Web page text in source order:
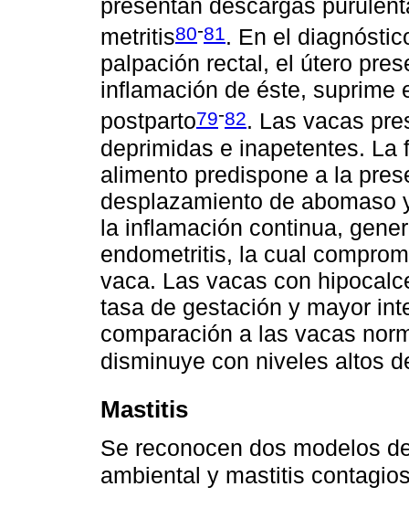
presentan descargas
metritis80-81. En el
palpación rectal, el útero
inflamación de éste, suprime
postparto79-82. Las vacas
deprimidas e inapetentes.
alimento predispone a la
desplazamiento de
la inflamación continua,
endometritis, la cual
vaca. Las vacas con
tasa de gestación y mayor
comparación a las vacas
disminuye con niveles altos
Mastitis
Se reconocen dos modelos
ambiental y mastitis